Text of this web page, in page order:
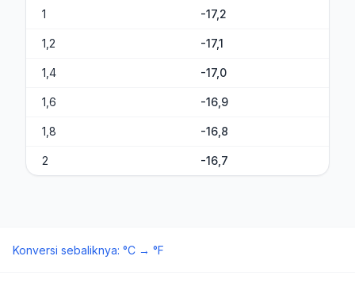
1 -17,2
1,2 -17,1
1,4 -17,0
1,6 -16,9
1,8 -16,8
2 -16,7
Konversi sebaliknya: °C → °F